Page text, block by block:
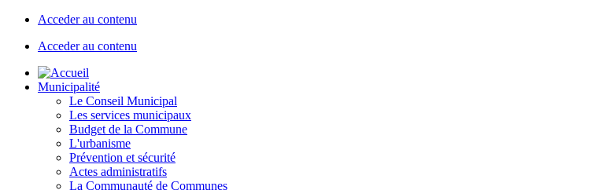
Acceder au contenu
Acceder au contenu
Municipalité
Le Conseil Municipal
Les services municipaux
Budget de la Commune
L'urbanisme
Prévention et sécurité
Actes administratifs
La Communauté de Communes